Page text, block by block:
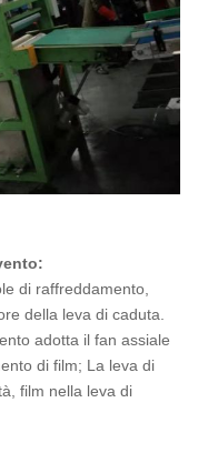
di raffreddamento,
della leva di caduta.
adotta il fan assiale
di film; La leva di
film nella leva di